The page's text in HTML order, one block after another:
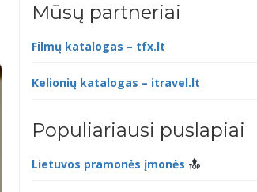
Mūsų partneriai
Filmų katalogas – tfx.lt
Kelionių katalogas – itravel.lt
Populiariausi puslapiai
Lietuvos pramonės įmonės